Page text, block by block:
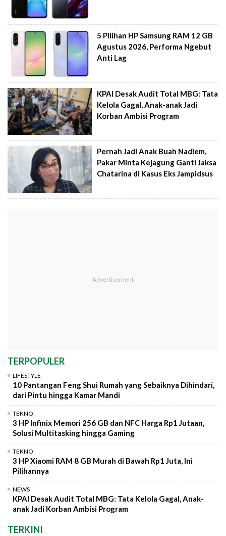
5 Pilihan HP Samsung RAM 12 GB
Agustus 2026, Performa Ngebut
Anti Lag
KPAI Desak Audit Total MBG: Tata
Kelola Gagal, Anak-anak Jadi
Korban Ambisi Program
Pernah Jadi Anak Buah Nadiem,
Pakar Minta Kejagung Ganti Jaksa
Chatarina di Kasus Eks Jampidsus
TERPOPULER
LIFESTYLE
10 Pantangan Feng Shui Rumah yang Sebaiknya Dihindari,
dari Pintu hingga Kamar Mandi
TEKNO
3 HP Infinix Memori 256 GB dan NFC Harga Rp1 Jutaan,
Solusi Multitasking hingga Gaming
TEKNO
3 HP Xiaomi RAM 8 GB Murah di Bawah Rp1 Juta, Ini
Pilihannya
NEWS
KPAI Desak Audit Total MBG: Tata Kelola Gagal, Anak-
anak Jadi Korban Ambisi Program
TERKINI